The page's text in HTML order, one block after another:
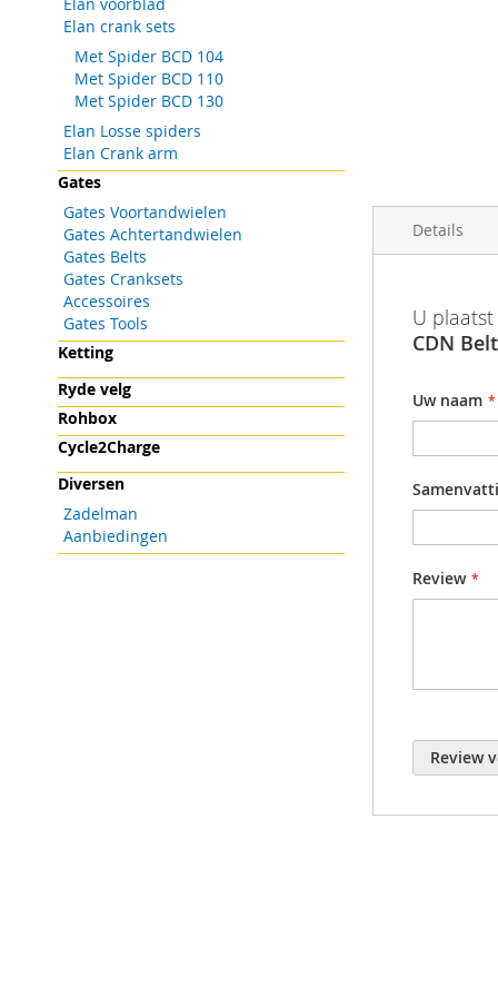
Details
11
informatie
Barcode
U
CDN
Uw naam
Review
Review
Elan crank sets
Met Spider BCD 104
Met Spider BCD 110
Met Spider BCD 130
Elan Losse spiders
Elan Crank arm
Gates
Gates Voortandwielen
Gates Achtertandwielen
Gates Belts
Gates Cranksets
Accessoires
Gates Tools
Ketting
Ryde velg
Rohbox
Cycle2Charge
Diversen
Zadelman
Aanbiedingen